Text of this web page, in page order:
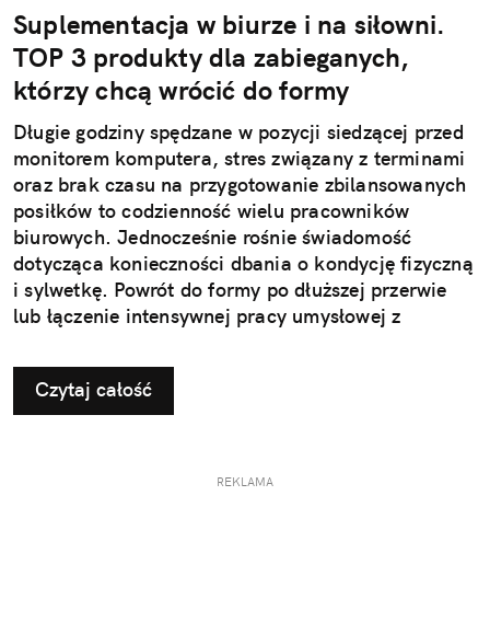
Suplementacja w biurze i na siłowni.
TOP 3 produkty dla zabieganych,
którzy chcą wrócić do formy
Długie godziny spędzane w pozycji siedzącej przed
monitorem komputera, stres związany z terminami
oraz brak czasu na przygotowanie zbilansowanych
posiłków to codzienność wielu pracowników
biurowych. Jednocześnie rośnie świadomość
dotycząca konieczności dbania o kondycję fizyczną
i sylwetkę. Powrót do formy po dłuższej przerwie
lub łączenie intensywnej pracy umysłowej z
podejścia. Kluczem do sukcesu jest nie tylko
odpowiedni plan treningowy, ale także właściwe
odżywienie organizmu.
Czytaj całość
REKLAMA